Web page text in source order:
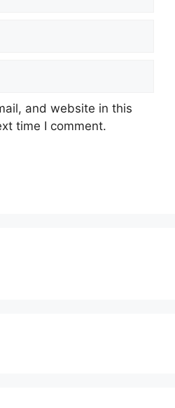
and website in this
time I comment.